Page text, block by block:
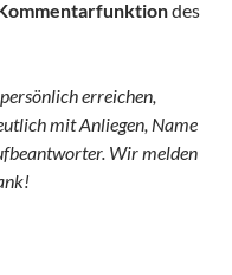
des
erreichen,
mit Anliegen, Name
Wir melden